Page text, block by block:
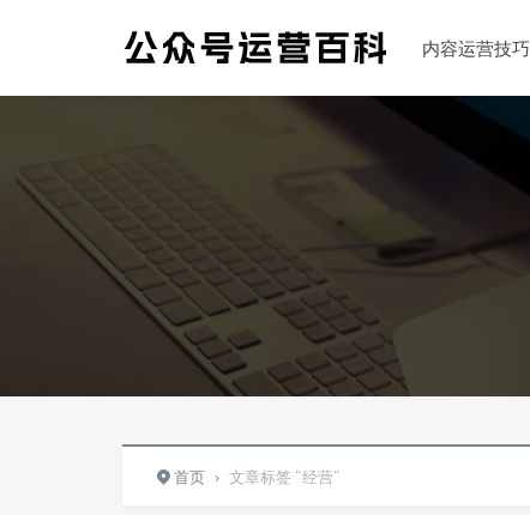
内容运营技巧
首页 › 文章标签 "经营"